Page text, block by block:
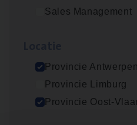
Sales Management
Provincie Antwerpen
Provincie Limburg
Provincie Oost-
Lees onze verhalen
Meer dan collega’s: hoe Julie